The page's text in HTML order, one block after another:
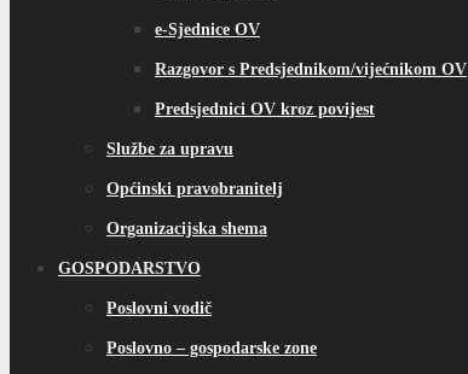
e-Sjednice OV
Razgovor s Predsjednikom/vijećnikom OV
Predsjednici OV kroz povijest
Službe za upravu
Općinski pravobranitelj
Organizacijska shema
GOSPODARSTVO
Poslovni vodič
Poslovno – gospodarske zone